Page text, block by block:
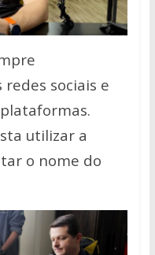
sociais e
utilizar a
o nome do